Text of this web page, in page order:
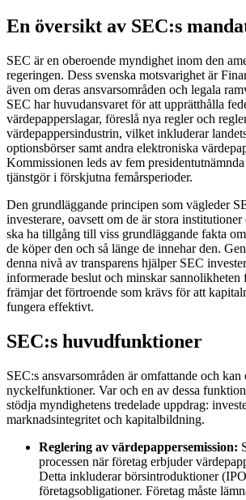
En översikt av SEC:s
SEC är en oberoende myndighet inom den
regeringen. Dess svenska motsvarighet är
även om deras ansvarsområden och legala
SEC har huvudansvaret för att upprätthålla
värdepapperslagar, föreslå nya regler och
värdepappersindustrin, vilket inkluderar
optionsbörser samt andra elektroniska
Kommissionen leds av fem
tjänstgör i förskjutna femårsperioder.
Den grundläggande principen som vägleder
investerare, oavsett om de är stora
ska ha tillgång till viss grundläggande fakta
de köper den och så länge de innehar den.
denna nivå av transparens hjälper SEC
informerade beslut och minskar
främjar det förtroende som krävs för att
fungera effektivt.
SEC:s huvudfunktioner
SEC:s ansvarsområden är omfattande och kan
nyckelfunktioner. Var och en av dessa
stödja myndighetens tredelade uppdrag:
marknadsintegritet och kapitalbildning.
Reglering av värdepappersemission:
processen när företag erbjuder
Detta inkluderar börsintroduktioner
företagsobligationer. Företag måste